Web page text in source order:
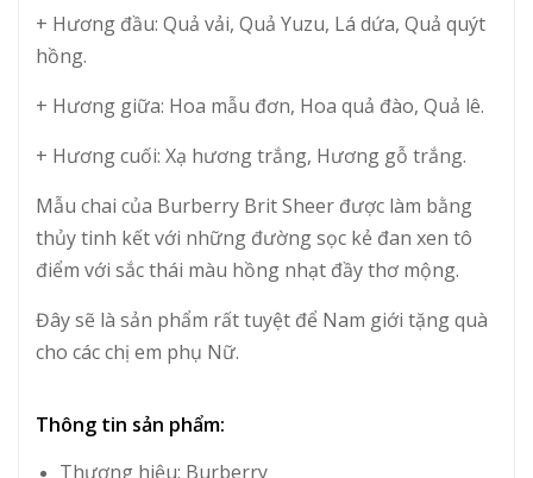
+ Hương đầu: Quả vải, Quả Yuzu, Lá dứa, Quả quýt
hồng.
+ Hương giữa: Hoa mẫu đơn, Hoa quả đào, Quả lê.
+ Hương cuối: Xạ hương trắng, Hương gỗ trắng.
Mẫu chai của Burberry Brit Sheer được làm bằng
thủy tinh kết với những đường sọc kẻ đan xen tô
điểm với sắc thái màu hồng nhạt đầy thơ mộng.
Đây sẽ là sản phẩm rất tuyệt để Nam giới tặng quà
cho các chị em phụ Nữ.
Thông tin sản phẩm:
Thương hiệu: Burberry